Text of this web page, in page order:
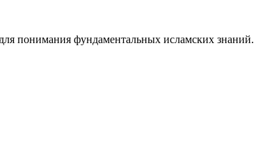
понимания фундаментальных исламских знаний.